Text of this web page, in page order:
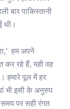
बार पाकिस्तानी
थी।
हम अपने
कर रहे हैं, यही वह
हमारे पूल में हर
भी इसी के अनुरुप
समय पर सही रंगत